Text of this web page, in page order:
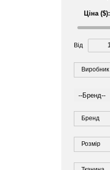
Ціна ($):
Від
Виробник
Бренд
Розмір